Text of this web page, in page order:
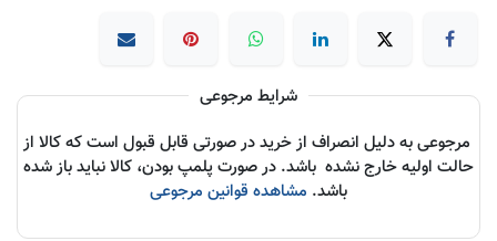
شرایط مرجوعی
مرجوعی به دلیل انصراف از خرید در صورتی قابل قبول است که کالا از
حالت اولیه خارج نشده باشد. در صورت پلمپ بودن، کالا نباید باز شده
باشد. مشاهده قوانین مرجوعی